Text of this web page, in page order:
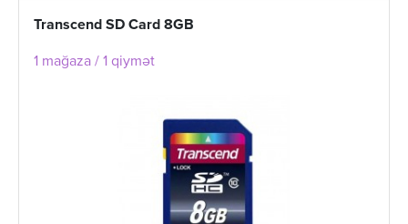
Transcend SD Card 8GB
1 mağaza / 1 qiymət